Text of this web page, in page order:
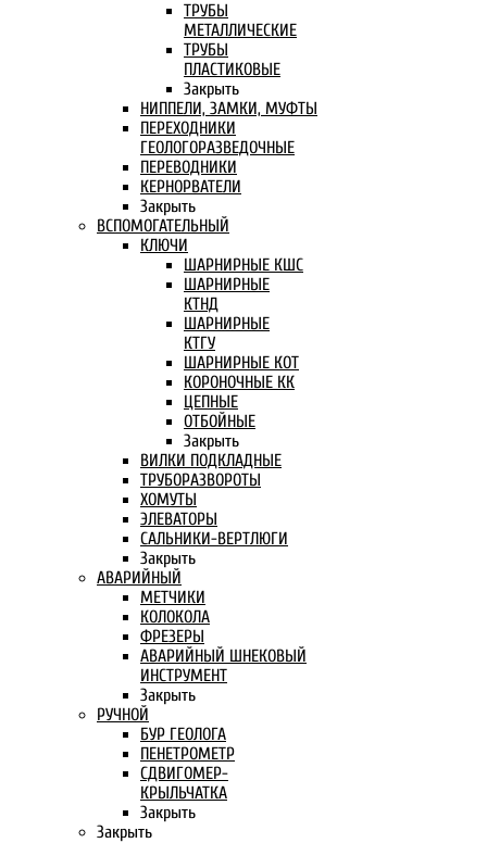
ТРУБЫ
МЕТАЛЛИЧЕСКИЕ
ТРУБЫ
ПЛАСТИКОВЫЕ
Закрыть
НИППЕЛИ, ЗАМКИ, МУФТЫ
ПЕРЕХОДНИКИ
ГЕОЛОГОРАЗВЕДОЧНЫЕ
ПЕРЕВОДНИКИ
КЕРНОРВАТЕЛИ
Закрыть
ВСПОМОГАТЕЛЬНЫЙ
КЛЮЧИ
ШАРНИРНЫЕ КШС
ШАРНИРНЫЕ
КТНД
ШАРНИРНЫЕ
КТГУ
ШАРНИРНЫЕ КОТ
КОРОНОЧНЫЕ КК
ЦЕПНЫЕ
ОТБОЙНЫЕ
Закрыть
ВИЛКИ ПОДКЛАДНЫЕ
ТРУБОРАЗВОРОТЫ
ХОМУТЫ
ЭЛЕВАТОРЫ
САЛЬНИКИ-ВЕРТЛЮГИ
Закрыть
АВАРИЙНЫЙ
МЕТЧИКИ
КОЛОКОЛА
ФРЕЗЕРЫ
АВАРИЙНЫЙ ШНЕКОВЫЙ
ИНСТРУМЕНТ
Закрыть
РУЧНОЙ
БУР ГЕОЛОГА
ПЕНЕТРОМЕТР
СДВИГОМЕР-
КРЫЛЬЧАТКА
Закрыть
Закрыть